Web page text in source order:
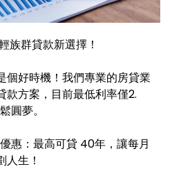
族群貸款新選擇！
個好時機！我們專業的房貸業
款方案，目前最低利率僅2.
圓夢。
惠：最高可貸 40年，讓每月
生！